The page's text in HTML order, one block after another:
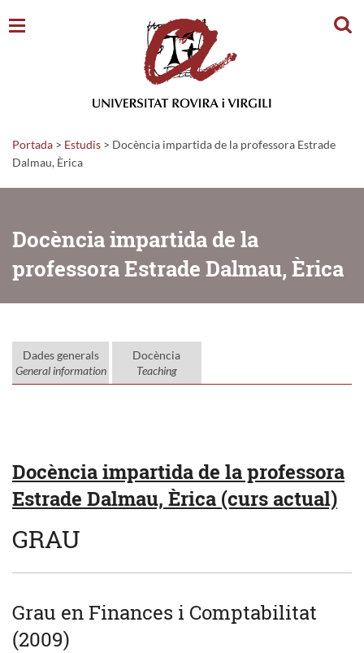
Portada > Estudis > Docència impartida de la professora Estrade
Dalmau, Èrica
Docència impartida de la
professora Estrade Dalmau, Èrica
Dades generals
General information
Docència
Teaching
Docència impartida de la professora
Estrade Dalmau, Èrica (curs actual)
GRAU
Grau en Finances i Comptabilitat
(2009)